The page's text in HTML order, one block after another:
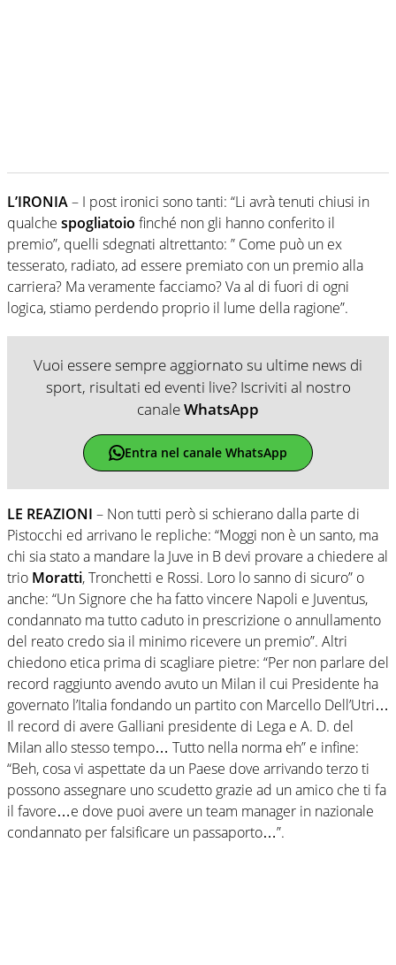
L’IRONIA– I post ironici sono tanti: “Li avrà tenuti chiusi in
qualche spogliatoio finché non gli hanno conferito il
premio”, quelli sdegnati altrettanto: ” Come può un ex
tesserato, radiato, ad essere premiato con un premio alla
carriera? Ma veramente facciamo? Va al di fuori di ogni
logica, stiamo perdendo proprio il lume della ragione”.
Vuoi essere sempre aggiornato su ultime news di
sport, risultati ed eventi live? Iscriviti al nostro
canaleWhatsApp
Entra nel canale WhatsApp
LE REAZIONI – Non tutti però si schierano dalla parte di
Pistocchi ed arrivano le repliche: “Moggi non è un santo, ma
chi sia stato a mandare la Juve in B devi provare a chiedere al
trio Moratti, Tronchetti e Rossi. Loro lo sanno di sicuro” o
anche: “Un Signore che ha fatto vincere Napoli e Juventus,
condannato ma tutto caduto in prescrizione o annullamento
del reato credo sia il minimo ricevere un premio”. Altri
chiedono etica prima di scagliare pietre: “Per non parlare del
record raggiunto avendo avuto un Milan il cui Presidente ha
governato l’Italia fondando un partito con Marcello Dell’Utri…
Il record di avere Galliani presidente di Lega e A. D. del
Milan allo stesso tempo… Tutto nella norma eh” e infine:
“Beh, cosa vi aspettate da un Paese dove arrivando terzo ti
possono assegnare uno scudetto grazie ad un amico che ti fa
il favore…e dove puoi avere un team manager in nazionale
condannato per falsificare un passaporto…”.